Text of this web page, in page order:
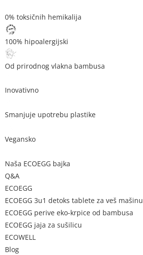
0% toksičnih hemikalija
100% hipoalergijski
Od prirodnog vlakna bambusa
Inovativno
Smanjuje upotrebu plastike
Vegansko
Naša ECOEGG bajka
Q&A
ECOEGG
ECOEGG 3u1 detoks tablete za veš mašinu
ECOEGG perive eko-krpice od bambusa
ECOEGG jaja za sušilicu
ECOWELL
Blog